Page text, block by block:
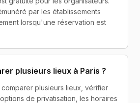
par les établissements
lorsqu'une réservation est
plusieurs lieux à Paris ?
plusieurs lieux, vérifier
de privatisation, les horaires